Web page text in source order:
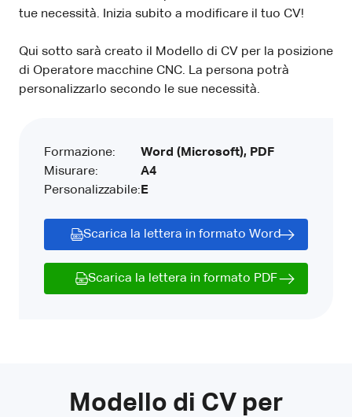
tue necessità. Inizia subito a modificare il tuo CV!
Qui sotto sarà creato il Modello di CV per la posizione
di Operatore macchine CNC. La persona potrà
personalizzarlo secondo le sue necessità.
Formazione:
Misurare:
Personalizzabile:
Word (Microsoft), PDF
A4
E
Scarica la lettera in formato Word
Scarica la lettera in formato PDF
Modello di CV per